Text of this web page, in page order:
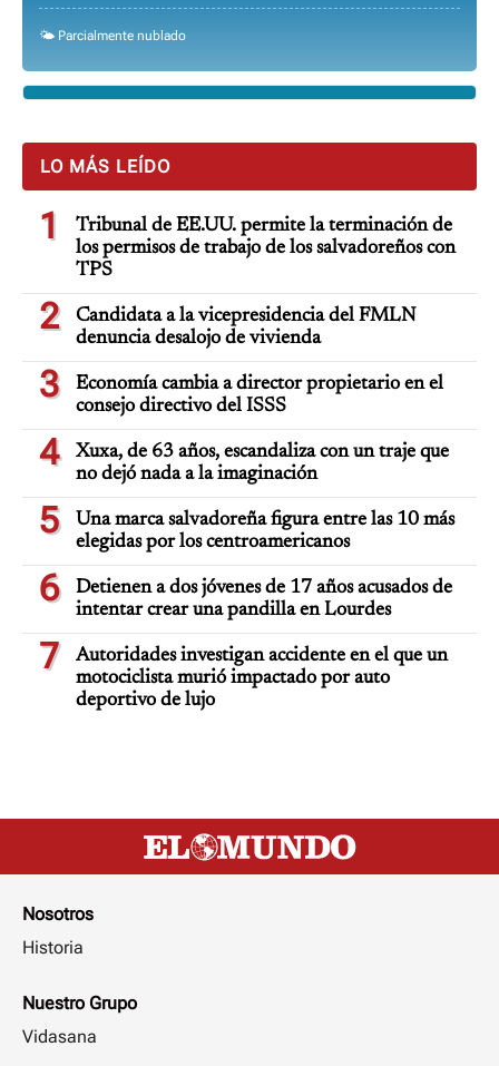
🌤️ Parcialmente nublado
LO MÁS LEÍDO
1
Tribunal de EE.UU. permite la terminación de
los permisos de trabajo de los salvadoreños con
TPS
2
Candidata a la vicepresidencia del FMLN
denuncia desalojo de vivienda
3
Economía cambia a director propietario en el
consejo directivo del ISSS
4
Xuxa, de 63 años, escandaliza con un traje que
no dejó nada a la imaginación
5
Una marca salvadoreña figura entre las 10 más
elegidas por los centroamericanos
6
Detienen a dos jóvenes de 17 años acusados de
intentar crear una pandilla en Lourdes
7
Autoridades investigan accidente en el que un
motociclista murió impactado por auto
deportivo de lujo
Nosotros
Historia
Nuestro Grupo
Vidasana